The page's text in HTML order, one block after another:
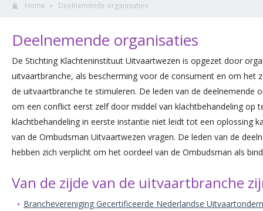
Home Deelnemende organisaties
Deelnemende organisaties
De Stichting Klachteninstituut Uitvaartwezen is opgezet door
uitvaartbranche, als bescherming voor de consument en om het
de uitvaartbranche te stimuleren. De leden van de deelnemende
om een conflict eerst zelf door middel van klachtbehandeling op
klachtbehandeling in eerste instantie niet leidt tot een oplossing
van de Ombudsman Uitvaartwezen vragen. De leden van de
hebben zich verplicht om het oordeel van de Ombudsman als
Van de zijde van de uitvaartbranche
Branchevereniging Gecertificeerde Nederlandse